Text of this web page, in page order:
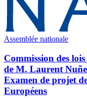
Assemblée nationale
Commission des
de M. Laurent
Examen de projet
Européens